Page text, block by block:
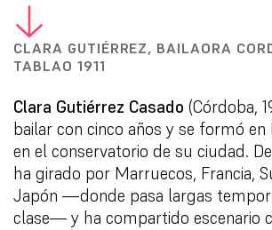
CLARA GUTIÉRREZ, BAILAORA
TABLAO 1911
Clara Gutiérrez Casado (Córdoba,
bailar con cinco años y se formó en
en el conservatorio de su ciudad.
ha girado por Marruecos, Francia,
Japón —donde pasa largas
clase— y ha compartido escenario